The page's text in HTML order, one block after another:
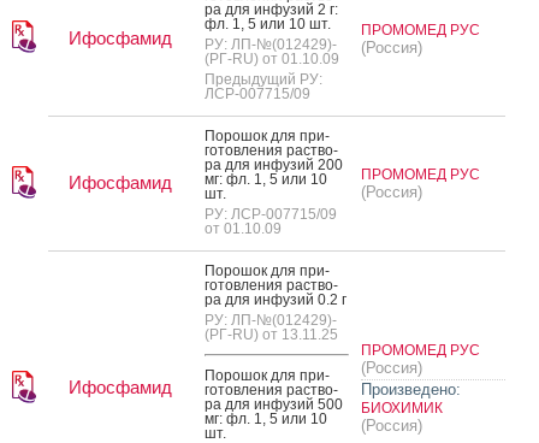
Ифосфамид
ра для ин­фу­зий 2 г:
фл. 1, 5 или 10 шт.
РУ: ЛП-№(012429)-
(РГ-RU) от 01.10.09
Предыдущий РУ:
ЛСР-007715/09
ПРОМОМЕД РУС
(Россия)
Ифосфамид
По­рошок для при­
готов­ле­ния рас­тво­
ра для ин­фу­зий 200
мг: фл. 1, 5 или 10
шт.
РУ: ЛСР-007715/09
от 01.10.09
ПРОМОМЕД РУС
(Россия)
Ифосфамид
По­рошок для при­
готов­ле­ния рас­тво­
ра для ин­фу­зий 0.2 г
РУ: ЛП-№(012429)-
(РГ-RU) от 13.11.25
По­рошок для при­
готов­ле­ния рас­тво­
ра для ин­фу­зий 500
мг: фл. 1, 5 или 10
шт.
ПРОМОМЕД РУС
(Россия)
Произведено:
БИОХИМИК
(Россия)